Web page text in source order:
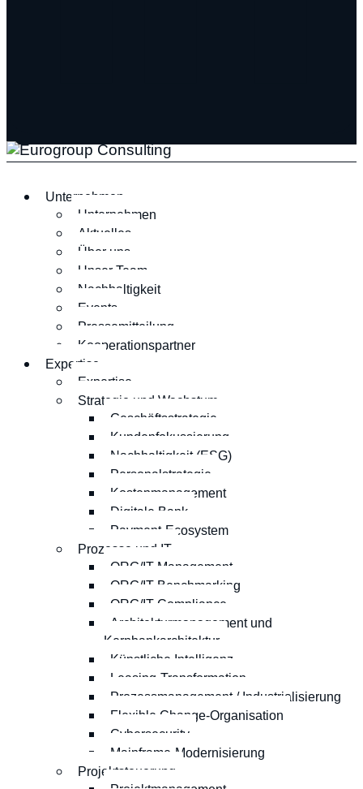
Unternehmen
Unternehmen
Aktuelles
Über uns
Unser Team
Nachhaltigkeit
Events
Pressemitteilung
Kooperationspartner
Expertise
Expertise
Strategie und Wachstum
Geschäftsstrategie
Kundenfokussierung
Nachhaltigkeit (ESG)
Personalstrategie
Kostenmanagement
Digitale Bank
Payment-Ecosystem
Prozesse und IT
ORG/IT-Management
ORG/IT-Benchmarking
ORG/IT-Compliance
Architekturmanagement und
Kernbankarchitektur
Künstliche Intelligenz
Leasing-Transformation
Prozessmanagement / Industrialisierung
Flexible Change-Organisation
Cybersecurity
Mainframe-Modernisierung
Projektsteuerung